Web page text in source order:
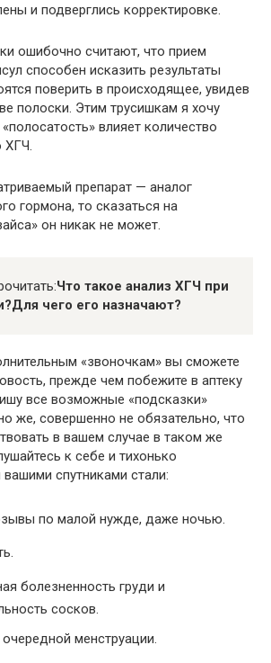
и подверглись корректировке.
ошибочно считают, что прием
способен исказить результаты
поверить в происходящее, увидев
полоски. Этим трусишкам я хочу
влияет количество
ХГЧ.
препарат — аналог
гормона, то сказаться на
он никак не может.
Что такое анализ ХГЧ при
чего его назначают?
«звоночкам» вы сможете
прежде чем побежите в аптеку
все возможные «подсказки»
же, совершенно не обязательно, что
в вашем случае в таком же
к себе и тихонько
вашими спутниками стали:
по малой нужде, даже ночью.
болезненность груди и
сосков.
менструации.